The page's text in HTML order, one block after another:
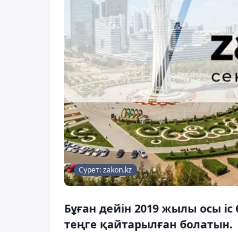
Сурет: zakon.kz
Бұған дейін 2019 жылы осы
теңге қайтарылған болатын.